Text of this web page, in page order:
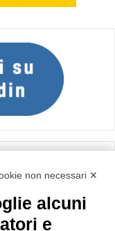
non necessari ✕
alcuni
e